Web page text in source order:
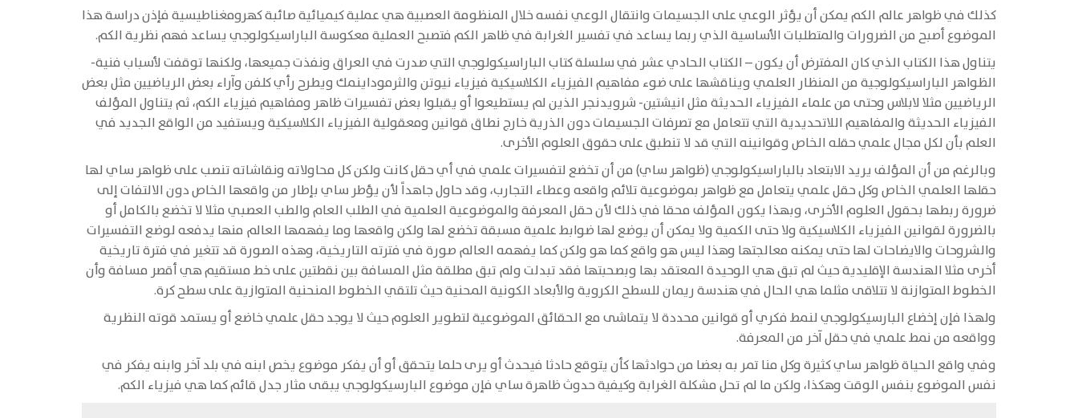
كذلك في ظواهر عالم الكم يمكن أن يؤثر الوعي على الجسيمات وانتقال الوعي نفسه خلال المنظومة العصبية هي عملية كيميائية صائبة كهرومغناطيسية فإذن دراسة هذا
الموضوع أصبح من الضرورات والمتطلبات الأساسية الذي ربما يساعد في تفسير الغرابة في ظاهر الكم فتصبح العملية معكوسة الباراسيكولوجي يساعد فهم نظرية الكم.
يتناول هذا الكتاب الذي كان المفترض أن يكون – الكتاب الحادي عشر في سلسلة كتاب الباراسيكولوجي التي صدرت في العراق ونفذت جميعها، ولكنها توقفت لأسباب فنية-
الظواهر الباراسيكولوجية من المنظار العلمي ويناقشها على ضوء مفاهيم الفيزياء الكلاسيكية فيزياء نيوتن والثرموداينمك ويطرح رأي كلفن وآراء بعض الرياضيين مثل بعض
الرياضيين مثلا لابلاس وحتى من علماء الفيزياء الحديثة مثل انيشتين- شرويدنجر الذين لم يستطيعوا أو يقبلوا بعض تفسيرات ظاهر ومفاهيم فيزياء الكم، ثم يتناول المؤلف
الفيزياء الحديثة والمفاهيم اللاتحديدية التي تتعامل مع تصرفات الجسيمات دون الذرية خارج نطاق قوانين ومعقولية الفيزياء الكلاسيكية ويستفيد من الواقع الجديد في
العلم بأن لكل مجال علمي حقله الخاص وقوانينه التي قد لا تنطبق على حقوق العلوم الأخرى.
وبالرغم من أن المؤلف يريد الابتعاد بالباراسيكولوجي (ظواهر ساي) من أن تخضع لتفسيرات علمي في أي حقل كانت ولكن كل محاولاته ونقاشاته تنصب على ظواهر ساي لها
حقلها العلمي الخاص وكل حقل علمي يتعامل مع ظواهر بموضوعية تلائم واقعه وعطاء التجارب، وقد حاول جاهداً لأن يؤطر ساي بإطار من واقعها الخاص دون الالتفات إلى
ضرورة ربطها بحقول العلوم الأخرى، وبهذا يكون المؤلف محقا في ذلك لأن حقل المعرفة والموضوعية العلمية في الطلب العام والطب العصبي مثلا لا تخضع بالكامل أو
بالضرورة لقوانين الفيزياء الكلاسيكية ولا حتى الكمية ولا يمكن أن يوضع لها ضوابط علمية مسبقة تخضع لها ولكن واقعها وما يفهمها العالم منها يدفعه لوضع التفسيرات
والشروحات والايضاحات لها حتى يمكنه معالجتها وهذا ليس هو واقع كما هو ولكن كما يفهمه العالم صورة في فترته التاريخية، وهذه الصورة قد تتغير في فترة تاريخية
أخرى مثلا الهندسة الإقليدية حيث لم تبق هي الوحيدة المعتقد بها وبصحبتها فقد تبدلت ولم تبق مطلقة مثل المسافة بين نقطتين على خط مستقيم هي أقصر مسافة وأن
الخطوط المتوازنة لا تتلاقى مثلما هي الحال في هندسة ريمان للسطح الكروية والأبعاد الكونية المحنية حيث تلتقي الخطوط المنحنية المتوازية على سطح كرة.
ولهذا فإن إخضاع البارسيكولوجي لنمط فكري أو قوانين محددة لا يتماشى مع الحقائق الموضوعية لتطوير العلوم حيث لا يوجد حقل علمي خاضع أو يستمد قوته النظرية
وواقعه من نمط علمي في حقل آخر من المعرفة.
وفي واقع الحياة ظواهر ساي كثيرة وكل منا تمر به بعضا من حوادثها كأن يتوقع حادثا فيحدث أو يرى حلما يتحقق أو أن يفكر موضوع يخص ابنه في بلد آخر وابنه يفكر في
نفس الموضوع بنفس الوقت وهكذا، ولكن ما لم تحل مشكلة الغرابة وكيفية حدوث ظاهرة ساي فإن موضوع البارسيكولوجي يبقى مثار جدل قائم كما هي فيزياء الكم.